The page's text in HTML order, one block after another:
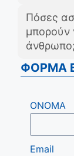
Πόσες
μπορούν
άνθρωπο;
ΦΟΡΜΑ
ΟΝΟΜΑ
Email